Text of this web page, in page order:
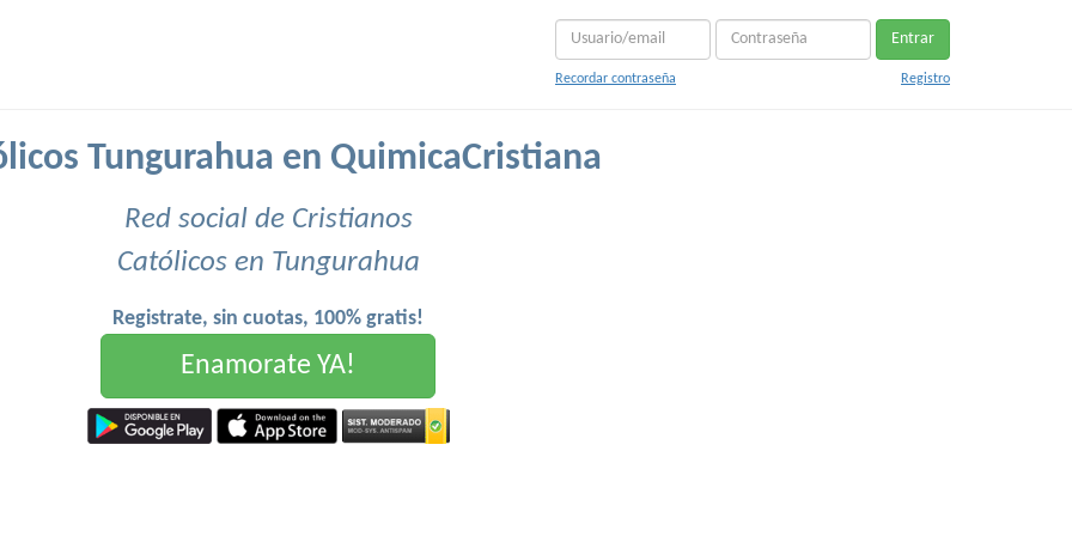
Entrar
Recordar contraseña Registro
Tungurahua en QuimicaCristiana
Red social de Cristianos
Católicos en Tungurahua
Registrate, sin cuotas, 100% gratis!
Enamorate YA!